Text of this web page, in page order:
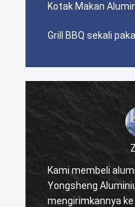
Kotak Makan
Grill BBQ sekali
Kami membeli
Yongsheng
mengirimkannya ke